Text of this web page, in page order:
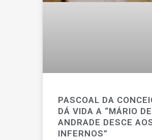
PASCOAL DA
DÁ VIDA A “MÁRIO DE
ANDRADE DESCE
INFERNOS”